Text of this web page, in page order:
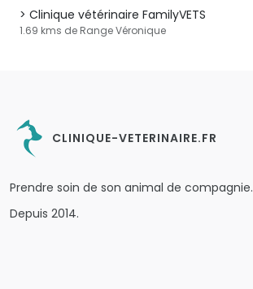
Clinique vétérinaire FamilyVETS
1.69 kms de Range Véronique
CLINIQUE-VETERINAIRE.FR
Prendre soin de son animal de compagnie.
Depuis 2014.